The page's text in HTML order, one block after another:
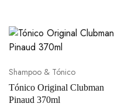
Shampoo & Tónico
Tónico Original Clubman
Pinaud 370ml